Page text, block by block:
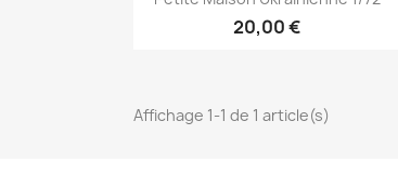
20,00 €
Affichage 1-1 de 1 article(s)